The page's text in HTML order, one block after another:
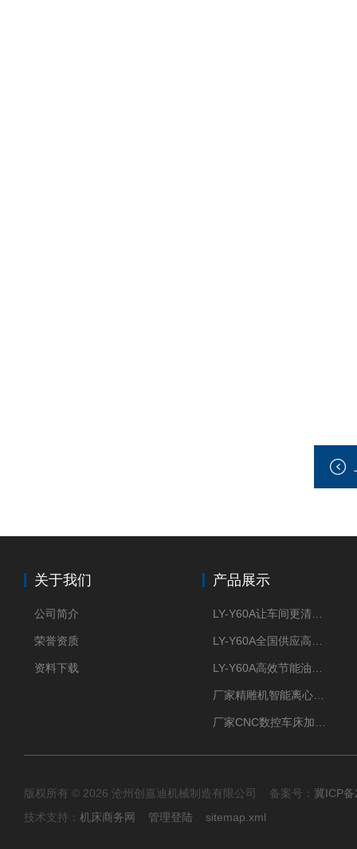
关于我们
公司简介
荣誉资质
资料下载
产品展示
版权所有 © 2026 沧州创嘉迪机械制造有限公司 备案号： 冀ICP
技术支持： 机床商务网 管理登陆 sitemap.xml